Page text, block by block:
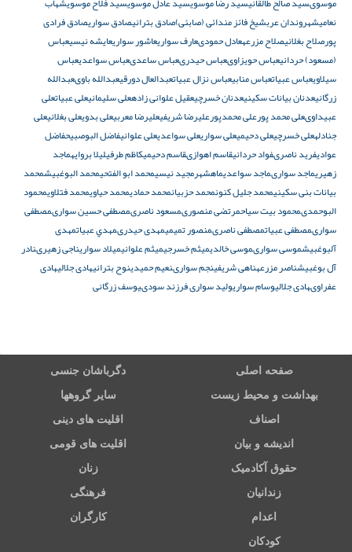
نعامیشهروندان عربشيخ فائز مندائى (صابئى)صادق بترانیصادق سواریصادق فرادى
پورصلاح بغلانیصلاح مزرعهعادل حمودىعارف سواریعاشور سواریعایشه نیسیعباس
(مسعود) حردانىعباس حويزاوىعباس حیدرىعباس ساعدىعباس سواعدیعباس
سیلاویعباس عبياتعباس منابىعباس نزال عبیاتعبدالعال دورقىعبدالله باوىعبدالله
زرگانیعدنان بیانات سکینیعدنان خسرچیعقيل علوانى زادهعلى سليمانىعلى عبیاتعلى
عبیداوىعلى محمد پورعلى محمدپورعليرضا شريفىعليرضا معربىعلی بدویعلی بغلانیعلی
جنادلهعلی خسرچیعلی دحیمیعلی سواریعلی سواعدیعلی علوانیفاضل البوصبیحفاضل
عوادیفريد ناصرىفواد حردانیقاسم اهوازىقاسم دحیمیکاظم طرفیلیلا بروایهماجد
زهیریماجد سوارىماجد سواعدیماهشهرمجید نیسیمحمد ابو الفتحيمحمد البوغبیشمحمد
بیانات بنی سکینیمحمد جلیل کنونمحمد حزبیانمحمد حمادیمحمد حیاویمحمد فتلاویمحمود
البوحمدىمحمود بیت سیاحمرتضى منصورىمسعود ناصرىمصطفى حسين سوارىمصطفى
سوارىمصطفى عبیاتمصطفى ناصرىمنصور تمیمیمهدى حيدرىمهدي عبياتمهدی
آلبوغبیشموسى سوارىموسی خالدیمیثم خسرجىمیثم علوانیمیلاد سواریناجى زهيرىنادر
آل بوغبیشناصر مزرعهناهى شريفىنجم سوارىنعیم حمیدینوح بترانیهادى جلالىهادى
عفراوىهادی جلالیوسام سواریوليد سوارى فرزند سودىيوسف زرگانى
صفحه اصلی دگرباشان جنسی
بهداشت و محیط زیست سایر گروهها
اصناف اقلیت های دینی
اندیشه و بیان اقلیت های قومی
حقوق آکادمیک زنان
زندانیان فرهنگی
اعدام کارگران
کودکان